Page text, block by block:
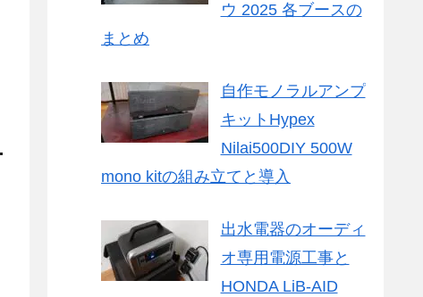
ウ 2025 各ブースの
まとめ
自作モノラルアンプ
キットHypex
Nilai500DIY 500W
mono kitの組み立てと導入
出水電器のオーディ
オ専用電源工事と
HONDA LiB-AID